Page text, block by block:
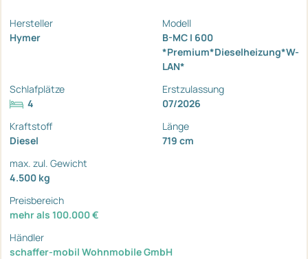
Hersteller
Hymer
Modell
B-MC I 600
*Premium*Dieselheizung*W-
LAN*
Schlafplätze
4
Erstzulassung
07/2026
Kraftstoff
Diesel
Länge
719 cm
max. zul. Gewicht
4.500 kg
Preisbereich
mehr als 100.000 €
Händler
schaffer-mobil Wohnmobile GmbH